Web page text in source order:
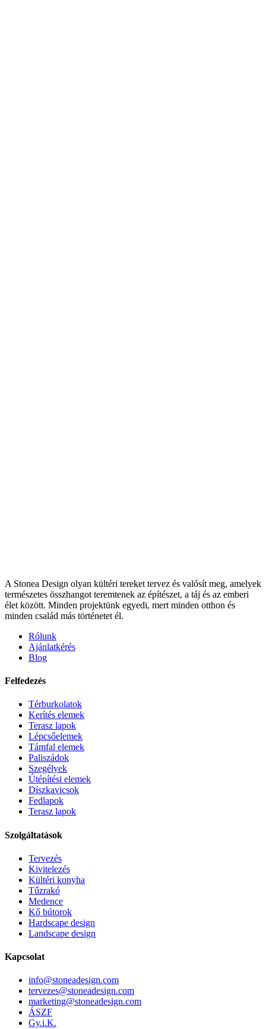
A Stonea Design olyan kültéri tereket tervez és valósít meg, amelyek
természetes összhangot teremtenek az építészet, a táj és az emberi
élet között. Minden projektünk egyedi, mert minden otthon és
minden család más történetet él.
Rólunk
Ajánlatkérés
Blog
Felfedezés
Térburkolatok
Kerítés elemek
Terasz lapok
Lépcsőelemek
Támfal elemek
Paliszádok
Szegélyek
Útépítési elemek
Díszkavicsok
Fedlapok
Terasz lapok
Szolgáltatások
Tervezés
Kivitelezés
Kültéri konyha
Tűzrakó
Medence
Kő bútorok
Hardscape design
Landscape design
Kapcsolat
info@stoneadesign.com
tervezes@stoneadesign.com
marketing@stoneadesign.com
ÁSZF
Gy.i.K.